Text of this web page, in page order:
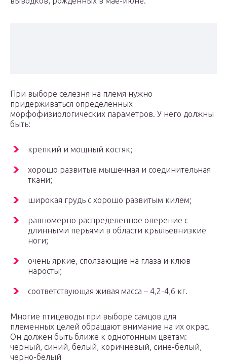
При выборе селезня на племя нужно
придерживаться определенных
морфофизиологических параметров. У него должны
быть:
крепкий и мощный костяк;
хорошо развитые мышечная и соединительная
ткани;
широкая грудь с хорошо развитым килем;
равномерно распределенное оперение с
длинными перьями в области крыльевнизкие
ноги;
очень яркие, сползающие на глаза и клюв
наросты;
соответствующая живая масса – 4,2-4,6 кг.
Многие птицеводы при выборе самцов для
племенных целей обращают внимание на их окрас.
Он должен быть ближе к однотонным цветам:
черный, синий, белый, коричневый, сине-белый,
черно-белый